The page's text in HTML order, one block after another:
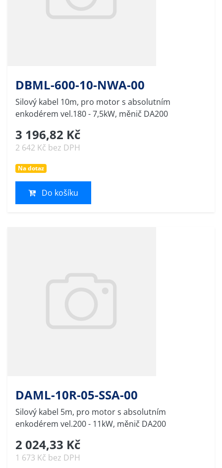
DBML-600-10-NWA-00
Silový kabel 10m, pro motor s absolutním
enkodérem vel.180 - 7,5kW, měnič DA200
3 196,82 Kč
2 642 Kč bez DPH
Na dotaz
Do košíku
DAML-10R-05-SSA-00
Silový kabel 5m, pro motor s absolutním
enkodérem vel.200 - 11kW, měnič DA200
2 024,33 Kč
1 673 Kč bez DPH